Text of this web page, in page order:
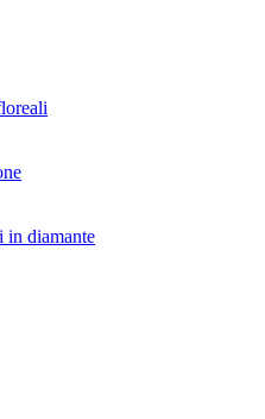
in diamante